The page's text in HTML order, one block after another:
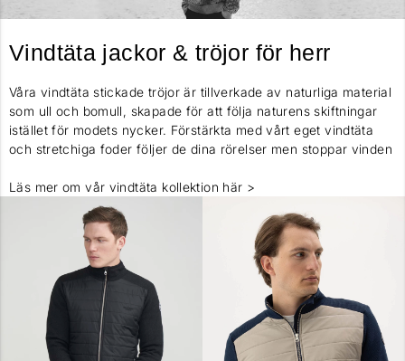
Vindtäta jackor & tröjor för herr
Våra vindtäta stickade tröjor är tillverkade av naturliga material
som ull och bomull, skapade för att följa naturens skiftningar
istället för modets nycker. Förstärkta med vårt eget vindtäta
och stretchiga foder följer de dina rörelser men stoppar vinden
Läs mer om vår vindtäta kollektion här >